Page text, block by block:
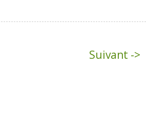
Suivant ->